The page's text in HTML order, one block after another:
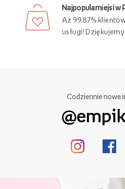
Najpopularniejsi w
Aż 99,87%
usługi!
Codziennie nowe